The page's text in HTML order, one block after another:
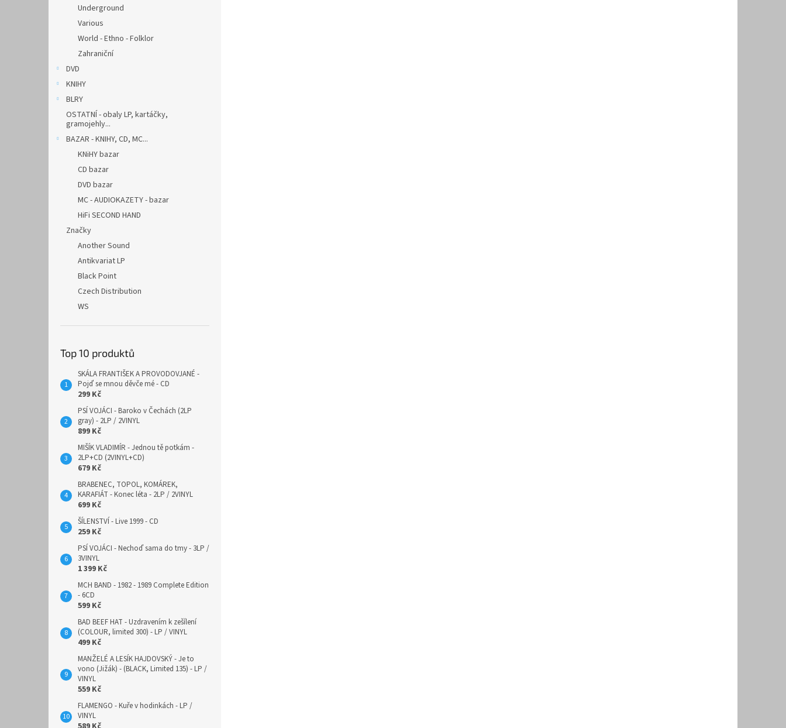
Underground
Various
World - Ethno - Folklor
Zahraniční
DVD
KNIHY
BLRY
OSTATNÍ - obaly LP, kartáčky,
gramojehly...
BAZAR - KNIHY, CD, MC...
KNiHY bazar
CD bazar
DVD bazar
MC - AUDIOKAZETY - bazar
HiFi SECOND HAND
Značky
Another Sound
Antikvariat LP
Black Point
Czech Distribution
WS
Top 10 produktů
SKÁLA FRANTIŠEK A PROVODOVJANÉ -
Pojď se mnou děvče mé - CD
299 Kč
PSÍ VOJÁCI - Baroko v Čechách (2LP
gray) - 2LP / 2VINYL
899 Kč
MIŠÍK VLADIMÍR - Jednou tě potkám -
2LP+CD (2VINYL+CD)
679 Kč
BRABENEC, TOPOL, KOMÁREK,
KARAFIÁT - Konec léta - 2LP / 2VINYL
699 Kč
ŠÍLENSTVÍ - Live 1999 - CD
259 Kč
PSÍ VOJÁCI - Nechoď sama do tmy - 3LP /
3VINYL
1 399 Kč
MCH BAND - 1982 - 1989 Complete Edition
- 6CD
599 Kč
BAD BEEF HAT - Uzdravením k zešílení
(COLOUR, limited 300) - LP / VINYL
499 Kč
MANŽELÉ A LESÍK HAJDOVSKÝ - Je to
vono (Jižák) - (BLACK, Limited 135) - LP /
VINYL
559 Kč
FLAMENGO - Kuře v hodinkách - LP /
VINYL